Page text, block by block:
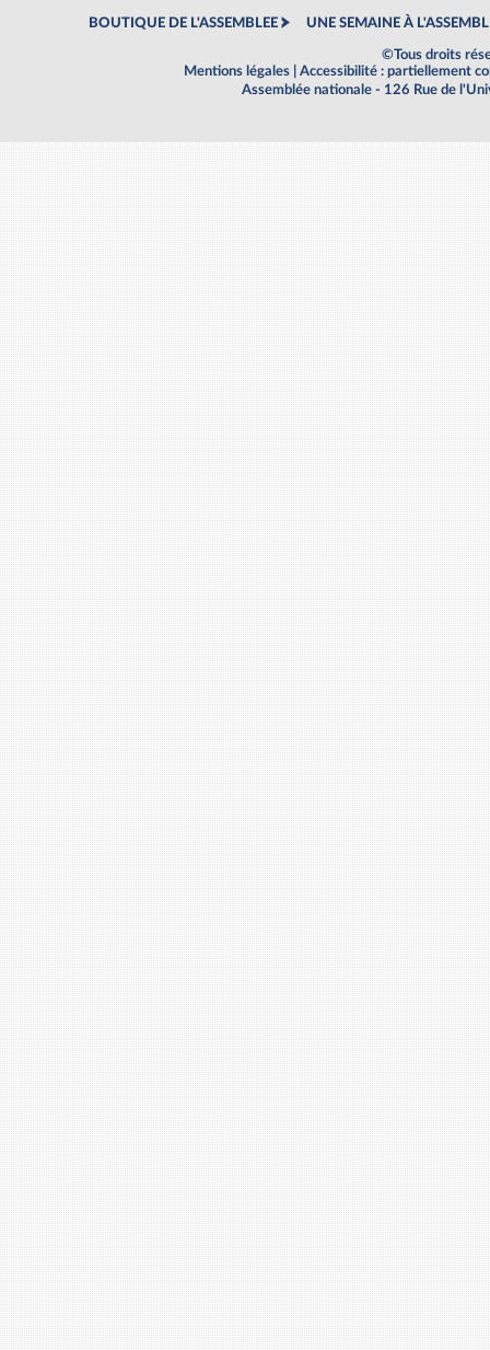
BOUTIQUE DE L'ASSEMBLEE UNE SEMAINE À
©Tous droits
Mentions légales
Accessibilité : partiellement
Assemblée nationale - 126 Rue de